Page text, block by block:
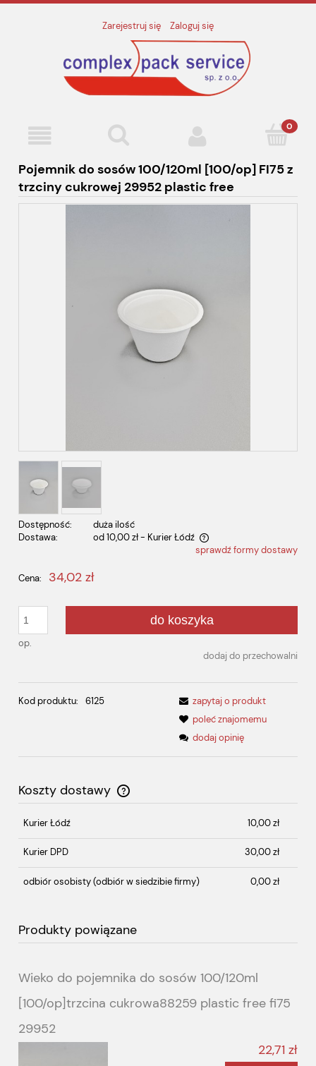
Zarejestruj się Zaloguj się
Pojemnik do sosów 100/120ml [100/op] FI75 z
trzciny cukrowej 29952 plastic free
Dostępność:
duża ilość
Dostawa:
od 10,00 zł - Kurier Łódź
Cena nie zawiera ewentualnych kosztów płatnościsprawdź formy dostawy
Cena: 34,02 zł
op.
do koszyka
dodaj do przechowalni
Kod produktu: 6125
zapytaj o produkt
poleć znajomemu
dodaj opinię
Koszty dostawy
Cena nie zawiera ewentualnych kosztów płatności
Kurier Łódź 10,00 zł
Kurier DPD 30,00 zł
odbiór osobisty(odbiór w siedzibie firmy) 0,00 zł
Produkty powiązane
Wieko do pojemnika do sosów 100/120ml
[100/op]trzcina cukrowa88259 plastic free fi75
29952
22,71 zł